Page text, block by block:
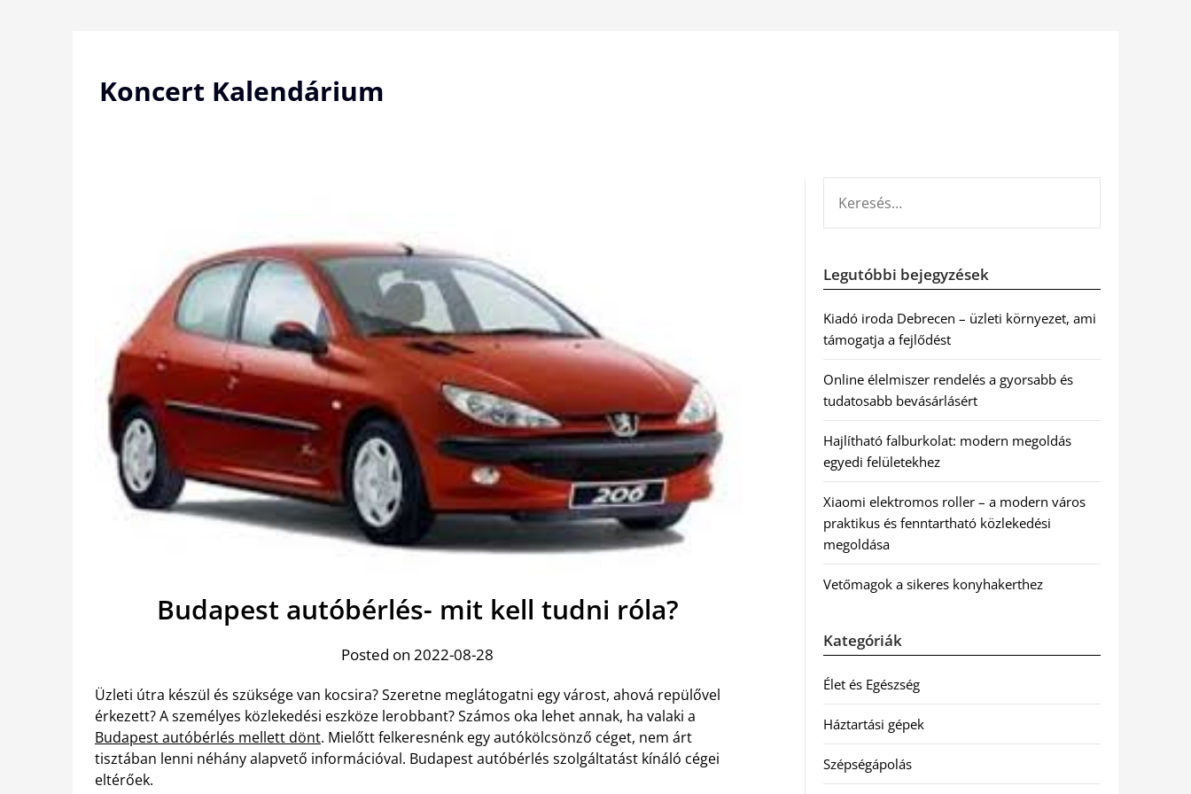
Koncert Kalendárium
Budapest autóbérlés- mit kell tudni róla?
Posted on 2022-08-28
Üzleti útra készül és szüksége van kocsira? Szeretne meglátogatni egy várost, ahová repülővel
érkezett? A személyes közlekedési eszköze lerobbant? Számos oka lehet annak, ha valaki a
Budapest autóbérlés mellett dönt. Mielőtt felkeresnénk egy autókölcsönző céget, nem árt
tisztában lenni néhány alapvető információval. Budapest autóbérlés szolgáltatást kínáló cégei
eltérőek.
Legutóbbi bejegyzések
Kiadó iroda Debrecen – üzleti környezet, ami
támogatja a fejlődést
Online élelmiszer rendelés a gyorsabb és
tudatosabb bevásárlásért
Hajlítható falburkolat: modern megoldás
egyedi felületekhez
Xiaomi elektromos roller – a modern város
praktikus és fenntartható közlekedési
megoldása
Vetőmagok a sikeres konyhakerthez
Kategóriák
Élet és Egészség
Háztartási gépek
Szépségápolás